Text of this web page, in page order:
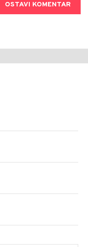
OSTAVI KOMENTAR